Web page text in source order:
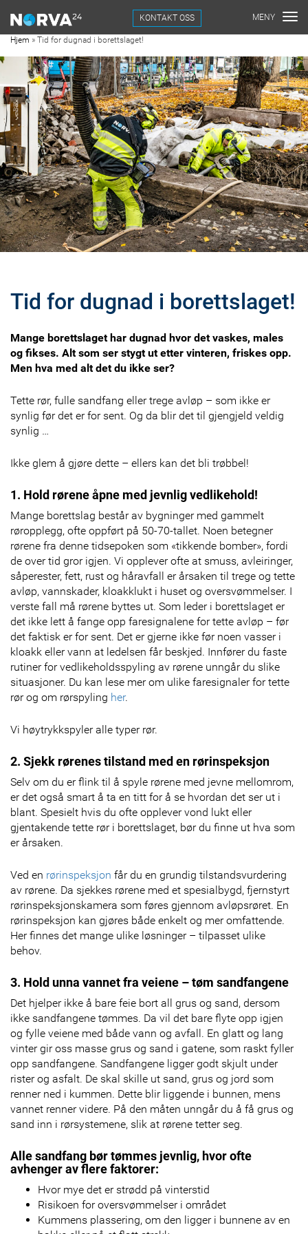
KONTAKT OSS
Hjem » Tid for dugnad i borettslaget!
Tid for dugnad i borettslaget!
Mange borettslaget har dugnad hvor det vaskes, males
og fikses. Alt som ser stygt ut etter vinteren, friskes opp.
Men hva med alt det du ikke ser?
Tette rør, fulle sandfang eller trege avløp – som ikke er
synlig før det er for sent. Og da blir det til gjengjeld veldig
synlig …
Ikke glem å gjøre dette – ellers kan det bli trøbbel!
1. Hold rørene åpne med jevnlig vedlikehold!
Mange borettslag består av bygninger med gammelt
røropplegg, ofte oppført på 50-70-tallet. Noen betegner
rørene fra denne tidsepoken som «tikkende bomber», fordi
de over tid gror igjen. Vi opplever ofte at smuss, avleiringer,
såperester, fett, rust og håravfall er årsaken til trege og tette
avløp, vannskader, kloakklukt i huset og oversvømmelser. I
verste fall må rørene byttes ut. Som leder i borettslaget er
det ikke lett å fange opp faresignalene for tette avløp – før
det faktisk er for sent. Det er gjerne ikke før noen vasser i
kloakk eller vann at ledelsen får beskjed. Innfører du faste
rutiner for vedlikeholdsspyling av rørene unngår du slike
situasjoner. Du kan lese mer om ulike faresignaler for tette
rør og om rørspyling her.
Vi høytrykkspyler alle typer rør.
2. Sjekk rørenes tilstand med en rørinspeksjon
Selv om du er flink til å spyle rørene med jevne mellomrom,
er det også smart å ta en titt for å se hvordan det ser ut i
blant. Spesielt hvis du ofte opplever vond lukt eller
gjentakende tette rør i borettslaget, bør du finne ut hva som
er årsaken.
Ved en rørinspeksjon får du en grundig tilstandsvurdering
av rørene. Da sjekkes rørene med et spesialbygd, fjernstyrt
rørinspeksjonskamera som føres gjennom avløpsrøret. En
rørinspeksjon kan gjøres både enkelt og mer omfattende.
Her finnes det mange ulike løsninger – tilpasset ulike
behov.
3. Hold unna vannet fra veiene – tøm sandfangene
Det hjelper ikke å bare feie bort all grus og sand, dersom
ikke sandfangene tømmes. Da vil det bare flyte opp igjen
og fylle veiene med både vann og avfall. En glatt og lang
vinter gir oss masse grus og sand i gatene, som raskt fyller
opp sandfangene. Sandfangene ligger godt skjult under
rister og asfalt. De skal skille ut sand, grus og jord som
renner ned i kummen. Dette blir liggende i bunnen, mens
vannet renner videre. På den måten unngår du å få grus og
sand inn i rørsystemene, slik at rørene tetter seg.
Alle sandfang bør tømmes jevnlig, hvor ofte
avhenger av flere faktorer:
Hvor mye det er strødd på vinterstid
Risikoen for oversvømmelser i området
Kummens plassering, om den ligger i bunnene av en